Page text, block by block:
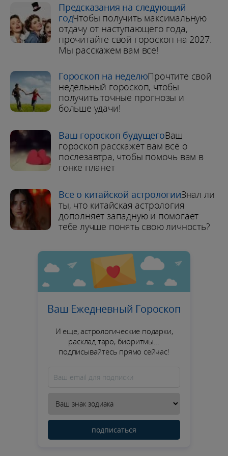
Предсказания на следующий
годЧтобы получить максимальную
отдачу от наступающего года,
прочитайте свой гороскоп на 2027.
Мы расскажем вам все!
Гороскоп на неделюПрочтите свой
недельный гороскоп, чтобы
получить точные прогнозы и
больше удачи!
Ваш гороскоп будущегоВаш
гороскоп расскажет вам всё о
послезавтра, чтобы помочь вам в
гонке планет
Всё о китайской астрологииЗнал ли
ты, что китайская астрология
дополняет западную и помогает
тебе лучше понять свою личность?
Ваш Ежедневный Гороскоп
И еще, астрологические подарки,
расклад таро, биоритмы...
подписывайтесь прямо сейчас!
подписаться